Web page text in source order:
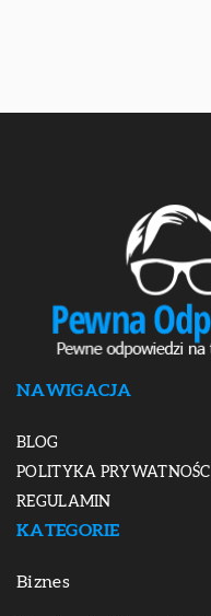
NAWIGACJA
BLOG
POLITYKA PRYWATNOŚCI
REGULAMIN
KATEGORIE
Biznes